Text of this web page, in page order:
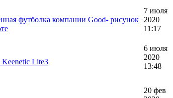
футболка компании Good- рисунок
7 июля
2020
11:17
Lite3
6 июля
2020
13:48
20 фев